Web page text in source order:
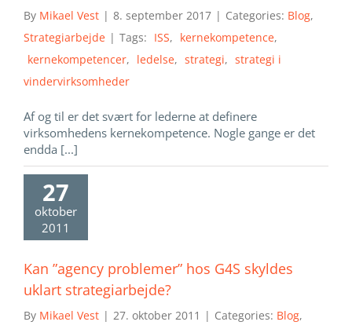
By Mikael Vest | 8. september 2017 | Categories: Blog,
Strategiarbejde | Tags: ISS, kernekompetence,
kernekompetencer, ledelse, strategi, strategi i
vindervirksomheder
Af og til er det svært for lederne at definere
virksomhedens kernekompetence. Nogle gange er det
endda [...]
27
oktober
2011
Kan ”agency problemer” hos G4S skyldes
uklart strategiarbejde?
By Mikael Vest | 27. oktober 2011 | Categories: Blog,